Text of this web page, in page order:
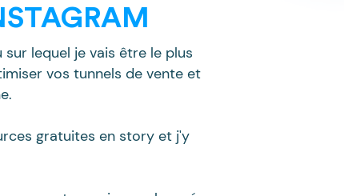
lequel je vais être le plus
vos tunnels de vente et
gratuites en story et j'y